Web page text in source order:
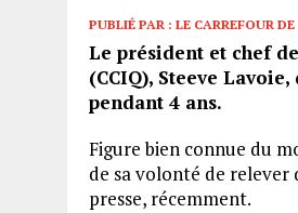
PUBLIÉ PAR : LE CARREFOUR
Le président et chef
(CCIQ), Steeve
pendant 4 ans.
Figure bien connue du
de sa volonté de relever
presse, récemment.